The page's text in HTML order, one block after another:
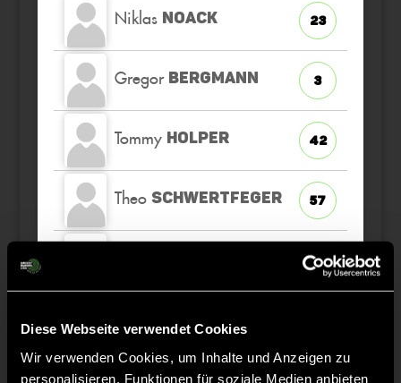
Diese Webseite verwendet Cookies
Wir verwenden Cookies, um Inhalte und Anzeigen zu
personalisieren, Funktionen für soziale Medien anbieten
Niklas NOACK 23
Gregor BERGMANN 3
Tommy HOLPER 42
Theo SCHWERTFEGER 57
12
Paul KNIPPER